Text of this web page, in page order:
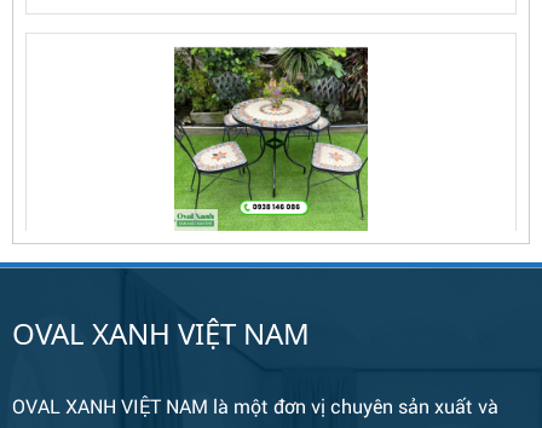
Bàn Ghế 134
OVAL XANH VIỆT NAM
OVAL XANH VIỆT NAM là một đơn vị chuyên sản xuất và